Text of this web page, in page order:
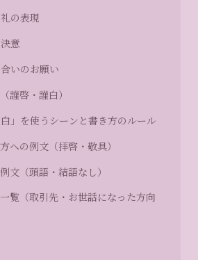
の表現
意
いのお願い
謹啓・謹白）
白」を使うシーンと書き方のルール
への例文（拝啓・敬具）
文（頭語・結語なし）
覧（取引先・お世話になった方向